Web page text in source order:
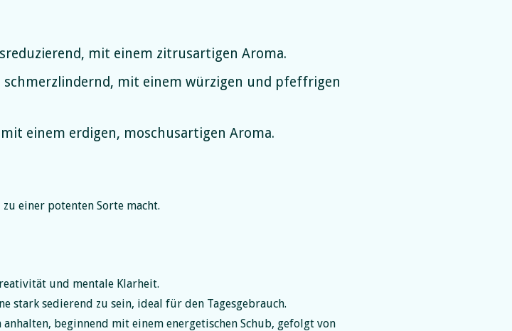
mit einem zitrusartigen Aroma.
mit einem würzigen und pfeffrigen
einem erdigen, moschusartigen Aroma.
einer potenten Sorte macht.
und mentale Klarheit.
stark sedierend zu sein, ideal für den Tagesgebrauch.
beginnend mit einem energetischen Schub, gefolgt von